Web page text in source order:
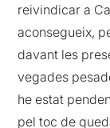
reivindicar a
aconsegueix,
davant les
vegades
he estat
pel toc de